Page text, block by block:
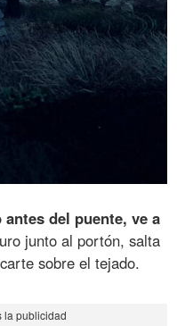
del puente, ve a
junto al portón, salta
sobre el tejado.